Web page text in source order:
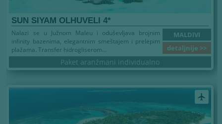
SUN SIYAM OLHUVELI 4*
MALDIVI
detaljnije >>
Nalazi se u Južnom Maleu i oduševljava brojnim
infinity bazenima, elegantnim smeštajem i prelepim
plažama. Transfer hidrogliserom...
Paket aranžmani individualno
airplanemode_active